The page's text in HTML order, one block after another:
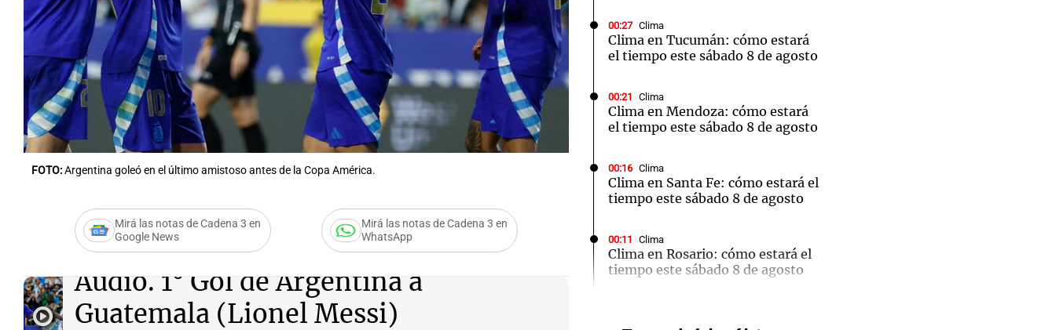
FOTO:Argentina goleó en el último amistoso antes de la Copa América.
Mirá las notas de Cadena 3 en
Google News
Mirá las notas de Cadena 3 en
WhatsApp
Audio. 1° Gol de Argentina a
Guatemala (Lionel Messi)
00:27 Clima
Clima en Tucumán: cómo estará
el tiempo este sábado 8 de agosto
00:21 Clima
Clima en Mendoza: cómo estará
el tiempo este sábado 8 de agosto
00:16 Clima
Clima en Santa Fe: cómo estará el
tiempo este sábado 8 de agosto
00:11 Clima
Clima en Rosario: cómo estará el
tiempo este sábado 8 de agosto
Independiente Rivadavia venció
Audio.El
Ensamble
Notas
Editorial
Notas
Mundial 2026
Notas
La Sole en Cadena 3
Notas
El huracán de Arequito Cadena 3 en Groenlandia